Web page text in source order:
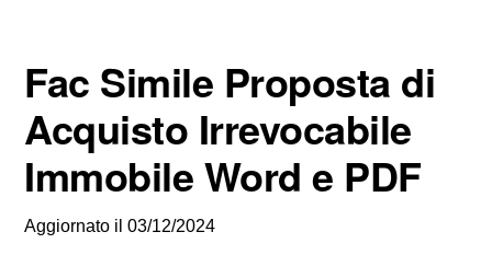
Fac Simile Proposta di
Acquisto Irrevocabile
Immobile Word e PDF
Aggiornato il03/12/2024